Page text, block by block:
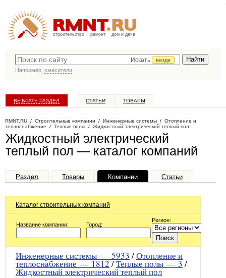
строительство ремонт дом и дача
Искать
везде
Например, смесители
ВЫБРАТЬ РАЗДЕЛ СТАТЬИ ТОВАРЫ
RMNT.RU / Строительные компании / Инженерные системы / Отопление и
теплоснабжение / Теплые полы / Жидкостный электрический теплый пол
Жидкостный электрический
теплый пол — каталог компаний
Раздел Товары Компании Статьи
Каталог строительных компаний
Название компании: Город:
Регион:
Инженерные системы — 5933 /Отопление и
теплоснабжение —1812/Теплые полы —3/
Жидкостный электрический теплый пол